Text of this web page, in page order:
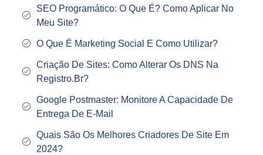
SEO Programático: O Que É? Como Aplicar No
Meu Site?
O Que É Marketing Social E Como Utilizar?
Criação De Sites: Como Alterar Os DNS Na
Registro.Br?
Google Postmaster: Monitore A Capacidade De
Entrega De E-Mail
Quais São Os Melhores Criadores De Site Em
2024?